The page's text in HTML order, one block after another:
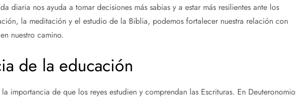
diaria nos ayuda a tomar decisiones más sabias y a estar más resilientes ante los
la meditación y el estudio de la Biblia, podemos fortalecer nuestra relación con
nuestro camino.
de la educación
la importancia de que los reyes estudien y comprendan las Escrituras. En Deuteronomio